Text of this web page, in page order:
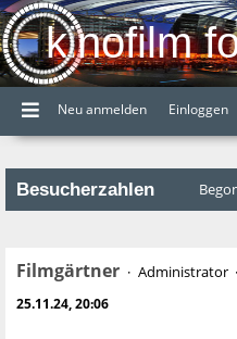
kinofilm
Neu anmelden Einloggen
Besucherzahlen
Filmgärtner Administrator
25.11.24, 20:06